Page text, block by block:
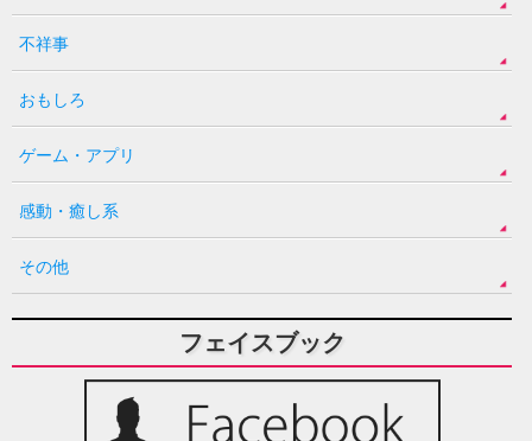
不祥事
おもしろ
ゲーム・アプリ
感動・癒し系
その他
フェイスブック